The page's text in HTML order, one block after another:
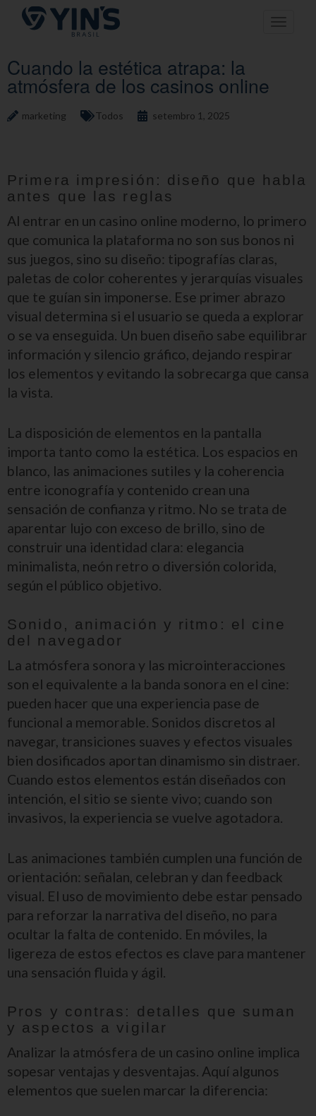
Pular
para
Toggle
Cuando la estética atrapa: la
atmósfera de los casinos online
marketing Todos setembro 1, 2025
Primera impresión: diseño que habla
antes que las reglas
Al entrar en un casino online moderno, lo primero
que comunica la plataforma no son sus bonos ni
sus juegos, sino su diseño: tipografías claras,
paletas de color coherentes y jerarquías visuales
que te guían sin imponerse. Ese primer abrazo
visual determina si el usuario se queda a explorar
o se va enseguida. Un buen diseño sabe equilibrar
información y silencio gráfico, dejando respirar
los elementos y evitando la sobrecarga que cansa
la vista.
La disposición de elementos en la pantalla
importa tanto como la estética. Los espacios en
blanco, las animaciones sutiles y la coherencia
entre iconografía y contenido crean una
sensación de confianza y ritmo. No se trata de
aparentar lujo con exceso de brillo, sino de
construir una identidad clara: elegancia
minimalista, neón retro o diversión colorida,
según el público objetivo.
Sonido, animación y ritmo: el cine
del navegador
La atmósfera sonora y las microinteracciones
son el equivalente a la banda sonora en el cine:
pueden hacer que una experiencia pase de
funcional a memorable. Sonidos discretos al
navegar, transiciones suaves y efectos visuales
bien dosificados aportan dinamismo sin distraer.
Cuando estos elementos están diseñados con
intención, el sitio se siente vivo; cuando son
invasivos, la experiencia se vuelve agotadora.
Las animaciones también cumplen una función de
orientación: señalan, celebran y dan feedback
visual. El uso de movimiento debe estar pensado
para reforzar la narrativa del diseño, no para
ocultar la falta de contenido. En móviles, la
ligereza de estos efectos es clave para mantener
una sensación fluida y ágil.
Pros y contras: detalles que suman
y aspectos a vigilar
Analizar la atmósfera de un casino online implica
sopesar ventajas y desventajas. Aquí algunos
elementos que suelen marcar la diferencia: